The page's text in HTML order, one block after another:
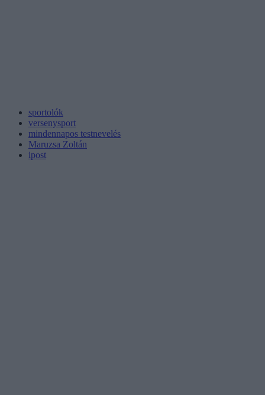
sportolók
versenysport
mindennapos testnevelés
Maruzsa Zoltán
ipost